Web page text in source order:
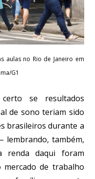
aulas no Rio de Janeiro em
G1
se resultados
de sono teriam sido
brasileiros durante a
lembrando, também,
renda daqui foram
mercado de trabalho